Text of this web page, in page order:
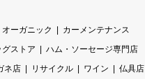
オーガニック
カーメンテナンス
グストア
ハム・ソーセージ専門店
ネ店 リサイクル ワイン 仏具店